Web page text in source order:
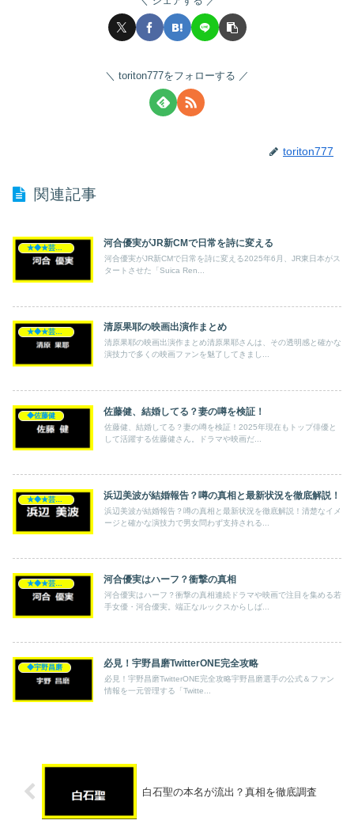
toriton777をフォローする
toriton777
関連記事
河合優実がJR新CMで日常を詩に変える
河合優実がJR新CMで日常を詩に変える2025年6月、JR東日本がス
タートさせた「Suica Ren...
清原果耶の映画出演作まとめ
清原果耶の映画出演作まとめ清原果耶さんは、その透明感と確かな
演技力で多くの映画ファンを魅了してきまし...
◆佐藤健 佐藤健、結婚してる？妻の噂を検証！
佐藤健、結婚してる？妻の噂を検証！2025年現在もトップ俳優と
して活躍する佐藤健さん。ドラマや映画だ...
浜辺美波が結婚報告？噂の真相と最新状況を徹底解説！
浜辺美波が結婚報告？噂の真相と最新状況を徹底解説！清楚なイメ
ージと確かな演技力で男女問わず支持される...
河合優実はハーフ？衝撃の真相
河合優実はハーフ？衝撃の真相連続ドラマや映画で注目を集める若
手女優・河合優実。端正なルックスからしば...
◆宇野昌磨 必見！宇野昌磨TwitterONE完全攻略
必見！宇野昌磨TwitterONE完全攻略宇野昌磨選手の公式＆ファン
情報を一元管理する「Twitte...
白石聖の本名が流出？真相を徹底調査